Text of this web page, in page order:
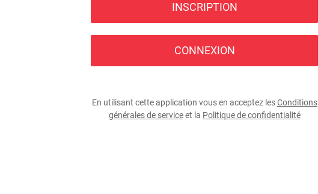
INSCRIPTION
CONNEXION
En utilisant cette application vous en acceptez lesConditions
générales de serviceet la Politique de confidentialité